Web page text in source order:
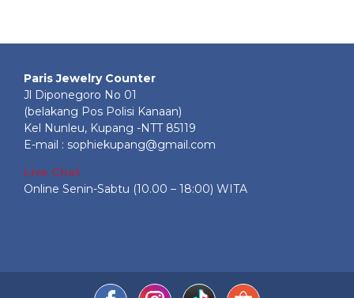
Paris Jewelry Counter
Jl Diponegoro No 01
(belakang Pos Polisi Kanaan)
Kel Nunleu, Kupang -NTT 85119
E-mail : sophiekupang@gmail.com
Live Chat
Online Senin-Sabtu (10.00 – 18:00) WITA